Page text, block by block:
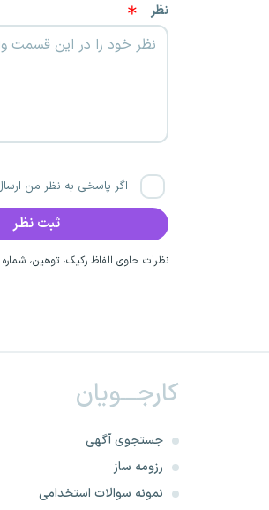
نظر
اگر پاسخی به نظر من
نظرات حاوی الفاظ رکیک، توهین،
کارجـــویان
جستجوی آگهی
رزومه ساز
نمونه سوالات استخدامی